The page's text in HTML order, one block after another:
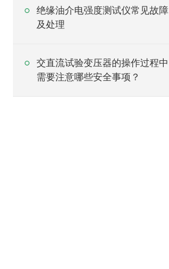
绝缘油介电强度测试仪常见故障
及处理
交直流试验变压器的操作过程中
需要注意哪些安全事项？